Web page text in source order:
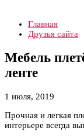
Главная
Друзья сайта
Мебель
ленте
1 июля, 2019
Прочная и легкая
интерьере всегда